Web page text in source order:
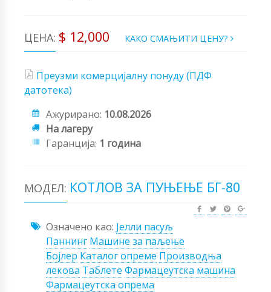
ЦЕНА: $ 12,000 КАКО СМАЊИТИ ЦЕНУ?
Преузми комерцијалну понуду (ПДФ
датотека)
Ажурирано: 10.08.2026
На лагеру
Гаранција: 1 година
МОДЕЛ: КОТЛОВ ЗА ПУЊЕЊЕ БГ-80
Означено као: Јелли пасуљ
Паннинг Машине за паљење
Бојлер Каталог опреме Производња
лекова Таблете Фармацеутска машина
Фармацеутска опрема